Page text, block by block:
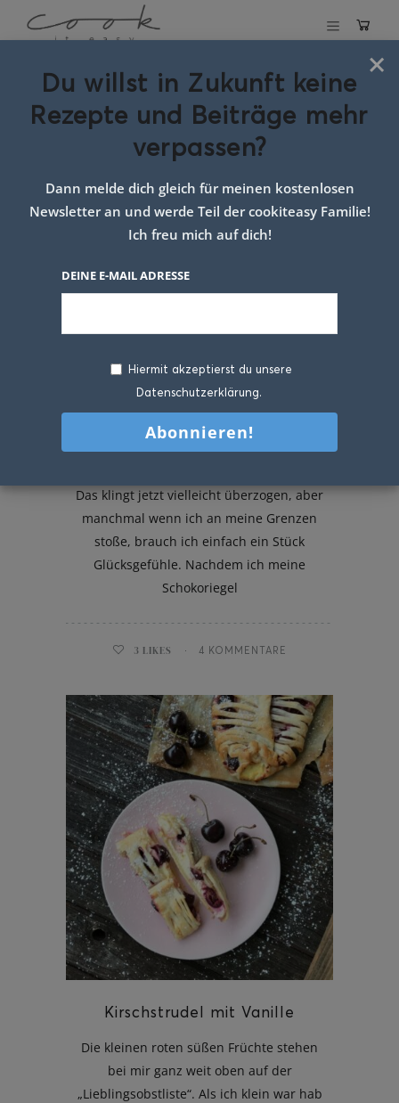
Eis am Stil
Schlagwort:
kirschen
Schoko Brownies mit Kirschen
Das klingt jetzt vielleicht überzogen, aber
manchmal wenn ich an meine Grenzen
stoße, brauch ich einfach ein Stück
Glücksgefühle. Nachdem ich meine
Schokoriegel
3 LIKES 4 KOMMENTARE
Kirschstrudel mit Vanille
Die kleinen roten süßen Früchte stehen
bei mir ganz weit oben auf der
„Lieblingsobstliste“. Als ich klein war hab
×
Du willst in Zukunft keine
Rezepte und Beiträge mehr
verpassen?
Dann melde dich gleich für meinen kostenlosen
Newsletter an und werde Teil der cookiteasy Familie!
Ich freu mich auf dich!
DEINE E-MAIL ADRESSE
Hiermit akzeptierst du unsere
Datenschutzerklärung.